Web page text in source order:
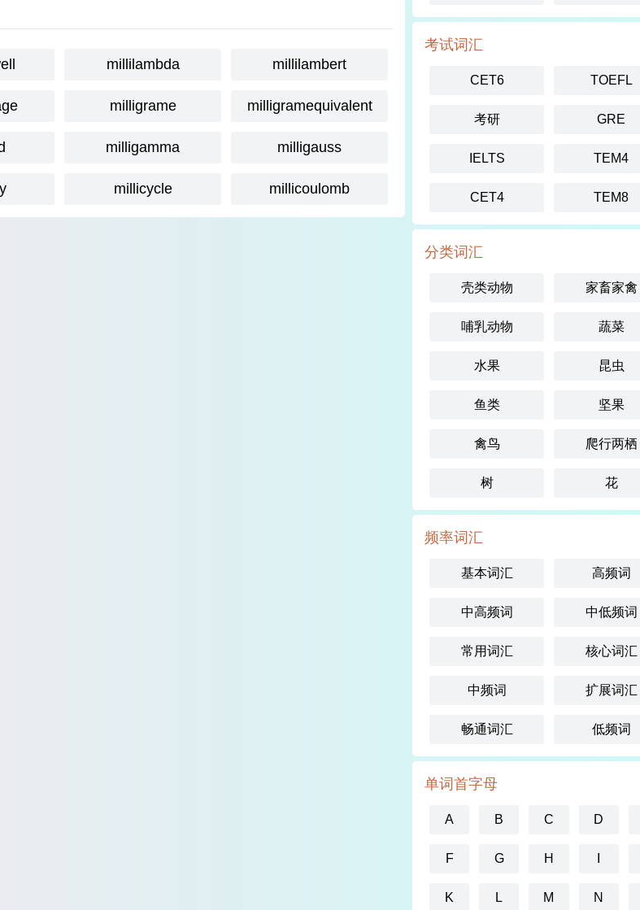
millilambda millilambert
milligrame milligramequivalent
milligamma milligauss
millicycle millicoulomb
考试词汇
CET6 TOEFL
考研 GRE
IELTS TEM4
CET4 TEM8
分类词汇
壳类动物 家畜家禽
哺乳动物 蔬菜
水果 昆虫
鱼类 坚果
禽鸟 爬行两栖
树 花
频率词汇
基本词汇 高频词
中高频词 中低频词
常用词汇 核心词汇
中频词 扩展词汇
畅通词汇 低频词
单词首字母
A B C D
F G H
K L M N